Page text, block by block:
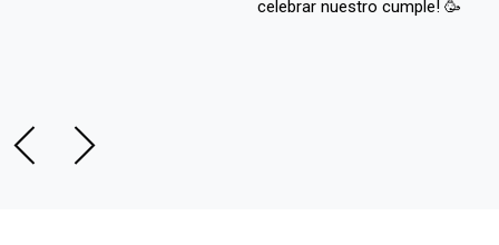
celebrar nuestro cumple! 🥳